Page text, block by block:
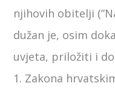
njihovih obitelji
dužan je, osim
uvjeta, priložiti i
1. Zakona